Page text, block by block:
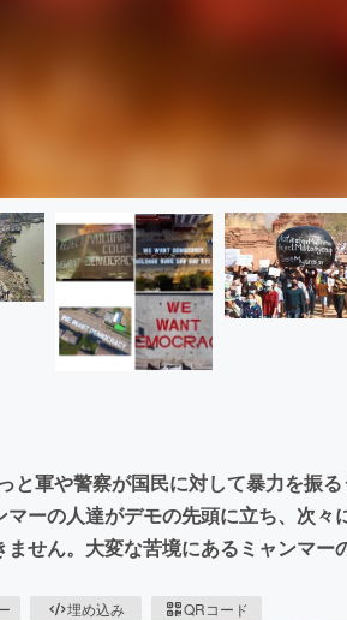
軍や警察が国民に対して暴力を振る
ーの人達がデモの先頭に立ち、次々
せん。大変な苦境にあるミャンマー
埋め込み QRコード